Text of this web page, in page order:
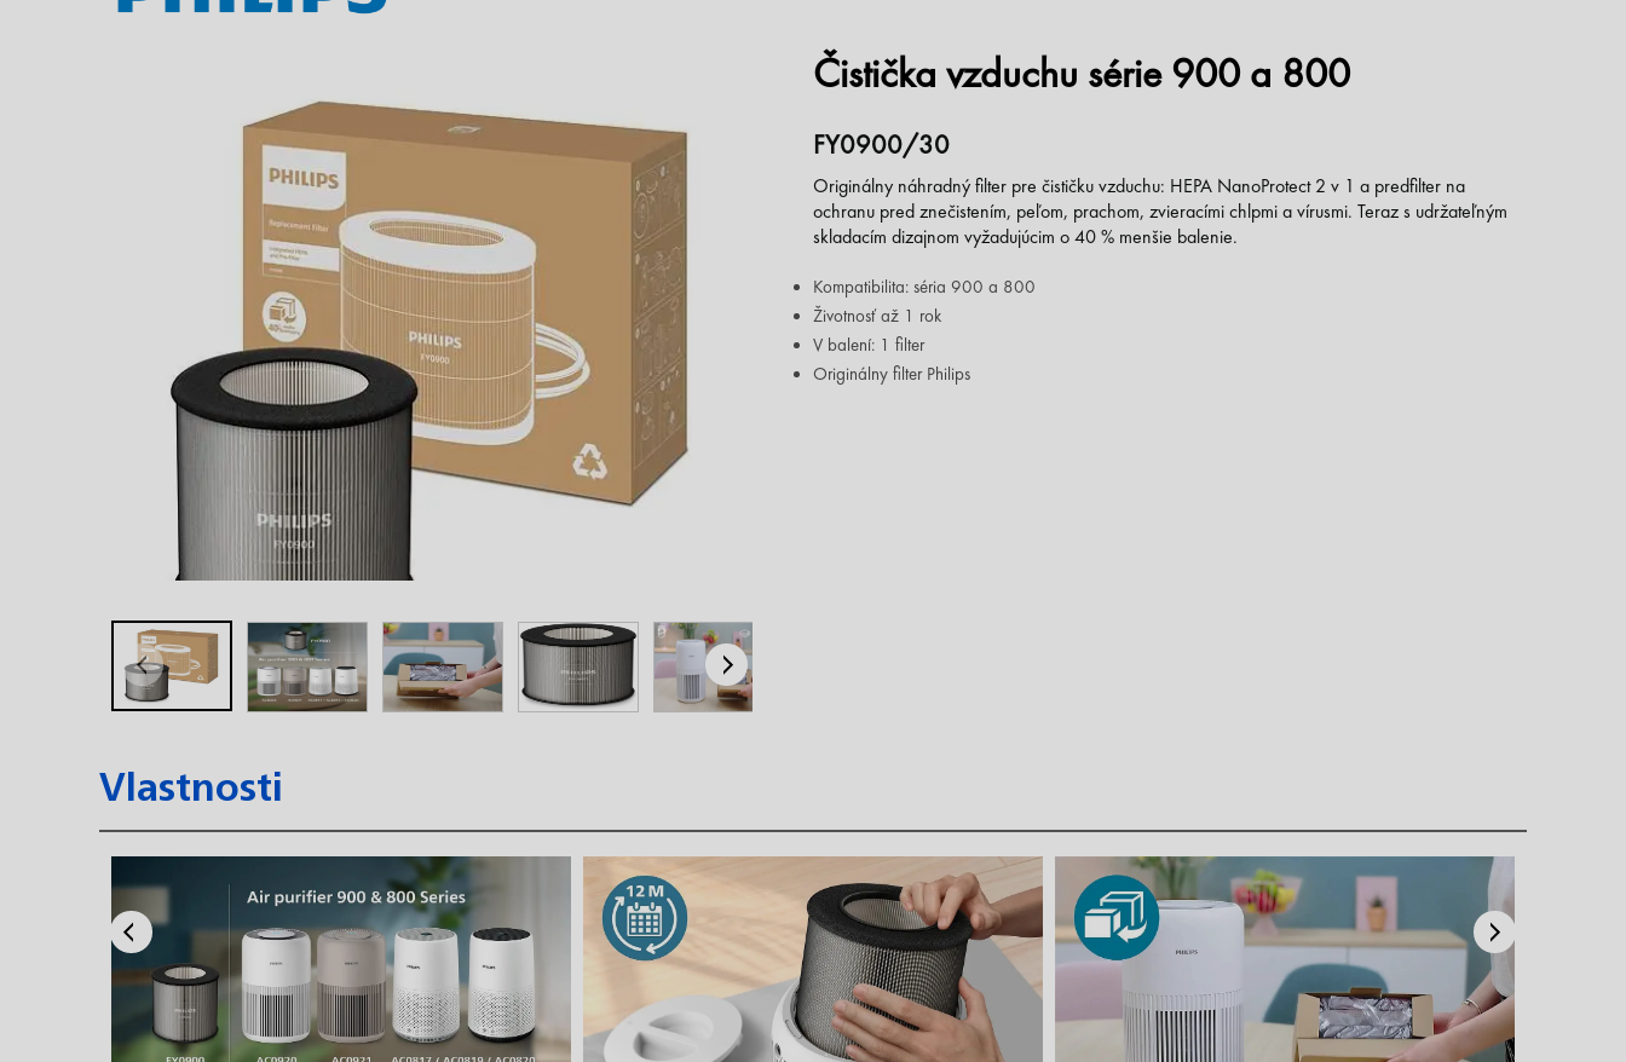
Čistička vzduchu série 900 a 800
FY0900/30
Originálny náhradný filter pre čističku vzduchu: HEPA NanoProtect 2 v 1 a predfilter na
ochranu pred znečistením, peľom, prachom, zvieracími chlpmi a vírusmi. Teraz s udržateľným
skladacím dizajnom vyžadujúcim o 40 % menšie balenie.
Kompatibilita: séria 900 a 800
Životnosť až 1 rok
V balení: 1 filter
Originálny filter Philips
Vlastnosti